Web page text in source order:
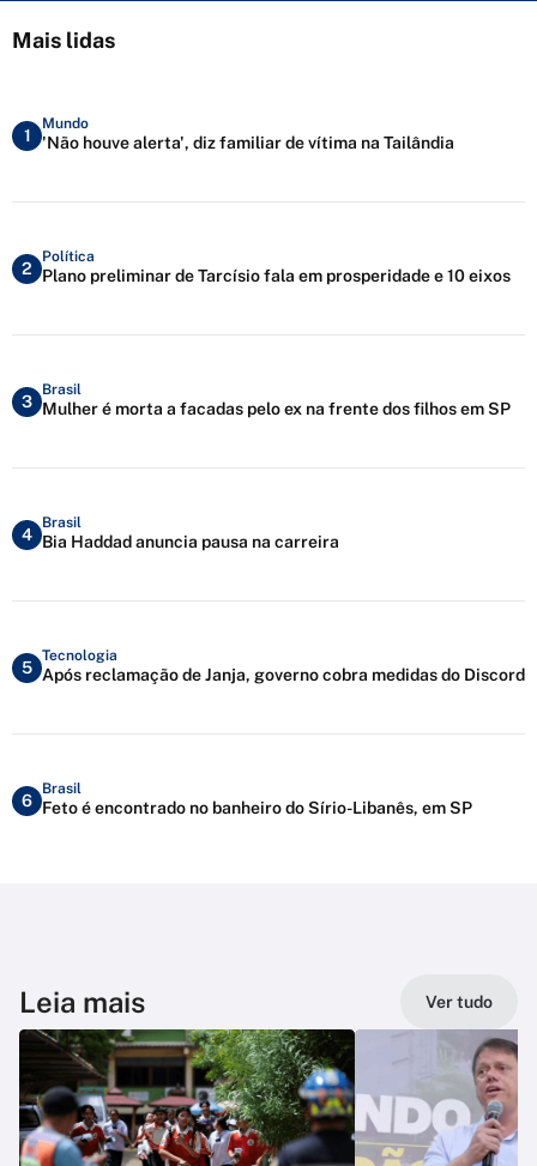
Mais lidas
1
Mundo
'Não houve alerta', diz familiar de vítima na Tailândia
2
Política
Plano preliminar de Tarcísio fala em prosperidade e 10 eixos
3
Brasil
Mulher é morta a facadas pelo ex na frente dos filhos em SP
4
Brasil
Bia Haddad anuncia pausa na carreira
5
Tecnologia
Após reclamação de Janja, governo cobra medidas do Discord
6
Brasil
Feto é encontrado no banheiro do Sírio-Libanês, em SP
Leia mais Ver tudo